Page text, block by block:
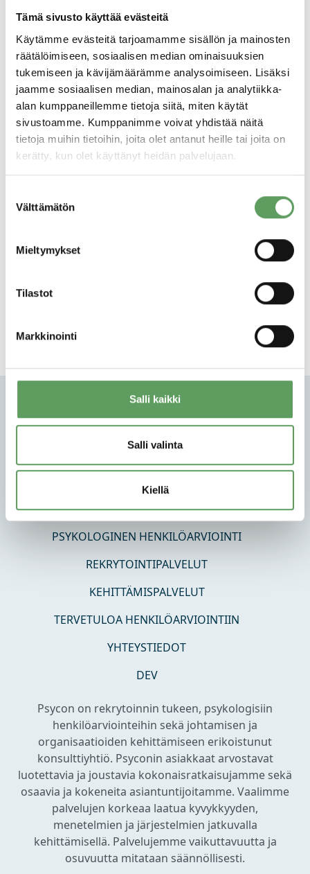
Tämä sivusto käyttää evästeitä
Käytämme evästeitä tarjoamamme sisällön ja mainosten
räätälöimiseen, sosiaalisen median ominaisuuksien
tukemiseen ja kävijämäärämme analysoimiseen. Lisäksi
jaamme sosiaalisen median, mainosalan ja analytiikka-
alan kumppaneillemme tietoja siitä, miten käytät
sivustoamme. Kumppanimme voivat yhdistää näitä
tietoja muihin tietoihin, joita olet antanut heille tai joita on
kerätty, kun olet käyttänyt heidän palvelujaan.
valinta
Välttämätön
Mieltymykset
Tilastot
Markkinointi
Salli kaikki
Salli valinta
Kiellä
parantaa työhyvinvointia esimiestyön
kehittämisen myötä
Rekrytointien roolista Mandatum Lifen
strategiamuutoksessa
Esimiesvalmennuksen vaikuttavuuden
mittaamisesta
Vinkkejä rutiinien rikkomiseen
TUTKIMUS JA MENETELMÄKEHITYS
PSYKOLOGINEN HENKILÖARVIOINTI
REKRYTOINTIPALVELUT
KEHITTÄMISPALVELUT
TERVETULOA HENKILÖARVIOINTIIN
YHTEYSTIEDOT
DEV
Psycon on rekrytoinnin tukeen, psykologisiin
henkilöarviointeihin sekä johtamisen ja
organisaatioiden kehittämiseen erikoistunut
konsulttiyhtiö. Psyconin asiakkaat arvostavat
luotettavia ja joustavia kokonaisratkaisujamme sekä
osaavia ja kokeneita asiantuntijoitamme. Vaalimme
palvelujen korkeaa laatua kyvykkyyden,
menetelmien ja järjestelmien jatkuvalla
kehittämisellä. Palvelujemme vaikuttavuutta ja
osuvuutta mitataan säännöllisesti.